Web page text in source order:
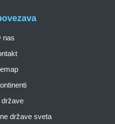
nas
države sveta